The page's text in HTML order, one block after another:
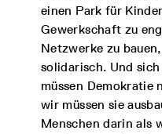
einen Park für
Gewerkschaft zu
Netzwerke zu
solidarisch. Und
müssen
wir müssen sie
Menschen darin als